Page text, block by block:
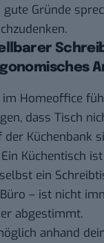
Gründe
im Homeoffice
dass Tisch
der Küchenbank
Küchentisch
ein
– ist nicht
abgestimmt.
anhand